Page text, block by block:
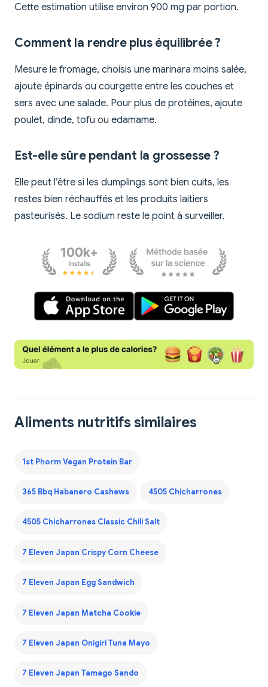
Cette estimation utilise environ 900 mg par portion.
Comment la rendre plus équilibrée ?
Mesure le fromage, choisis une marinara moins salée,
ajoute épinards ou courgette entre les couches et
sers avec une salade. Pour plus de protéines, ajoute
poulet, dinde, tofu ou edamame.
Est-elle sûre pendant la grossesse ?
Elle peut l’être si les dumplings sont bien cuits, les
restes bien réchauffés et les produits laitiers
pasteurisés. Le sodium reste le point à surveiller.
Aliments nutritifs similaires
1st Phorm Vegan Protein Bar
365 Bbq Habanero Cashews 4505 Chicharrones
4505 Chicharrones Classic Chili Salt
7 Eleven Japan Crispy Corn Cheese
7 Eleven Japan Egg Sandwich
7 Eleven Japan Matcha Cookie
7 Eleven Japan Onigiri Tuna Mayo
7 Eleven Japan Tamago Sando